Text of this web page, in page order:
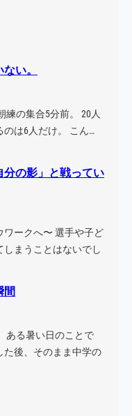
い。
練の集合5分前。 20人
は6人だけ。 こん…
分の影」と戦ってい
ワークへ〜 選手や子ど
まうことはないでし
間
ある暑い日のことで
た後、そのまま中学の